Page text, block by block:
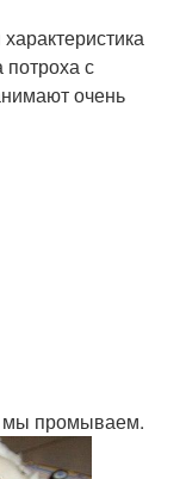
потроха с
очень
мы промываем.